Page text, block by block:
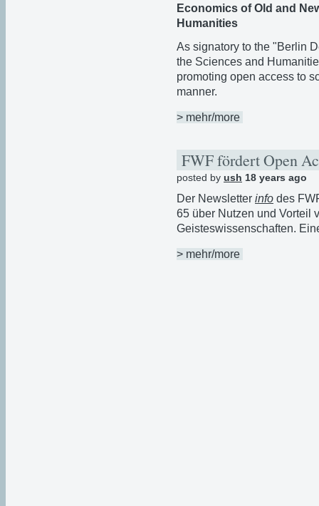
Economics of Old and
Humanities
As signatory to the "Berlin
the Sciences and
promoting open access to
manner.
> mehr/more
FWF fördert Open
posted by ush 18 years ago
Der Newsletter info des
65 über Nutzen und Vorteil
Geisteswissenschaften.
> mehr/more